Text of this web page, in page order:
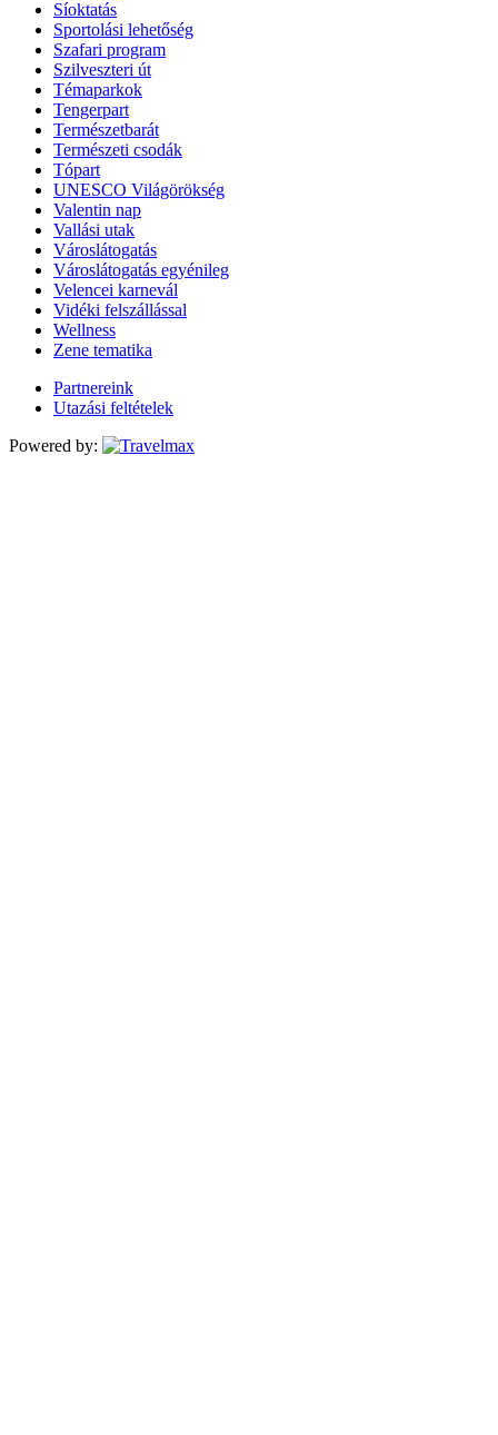
Síoktatás
Sportolási lehetőség
Szafari program
Szilveszteri út
Témaparkok
Tengerpart
Természetbarát
Természeti csodák
Tópart
UNESCO Világörökség
Valentin nap
Vallási utak
Városlátogatás
Városlátogatás egyénileg
Velencei karnevál
Vidéki felszállással
Wellness
Zene tematika
Partnereink
Utazási feltételek
Powered by: